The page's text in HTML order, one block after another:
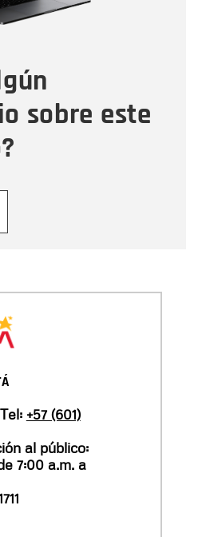
sobre este
+57 (601)
al público:
7:00 a.m. a